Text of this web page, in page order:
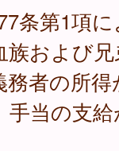
条第1項
および
者の所
当の支